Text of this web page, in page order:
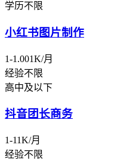
学历不限
小红书图片制作
1-1.001K/月
经验不限
高中及以下
抖音团长商务
1-11K/月
经验不限